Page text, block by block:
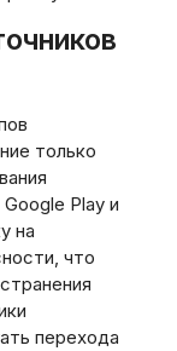
только
Play и
на
что
перехода